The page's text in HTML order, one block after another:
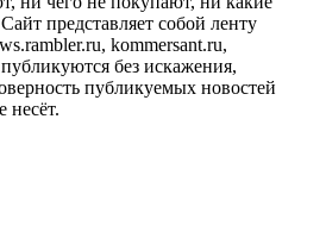
представляет собой ленту
kommersant.ru,
без искажения,
публикуемых новостей
несёт.